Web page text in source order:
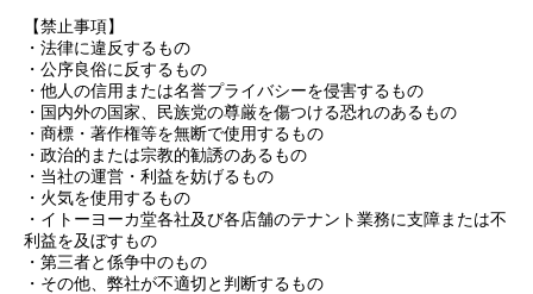
【禁止事項】
・法律に違反するもの
・公序良俗に反するもの
・他人の信用または名誉プライバシーを侵害するもの
・国内外の国家、民族党の尊厳を傷つける恐れのあるもの
・商標・著作権等を無断で使用するもの
・政治的または宗教的勧誘のあるもの
・当社の運営・利益を妨げるもの
・火気を使用するもの
・イトーヨーカ堂各社及び各店舗のテナント業務に支障または不
利益を及ぼすもの
・第三者と係争中のもの
・その他、弊社が不適切と判断するもの